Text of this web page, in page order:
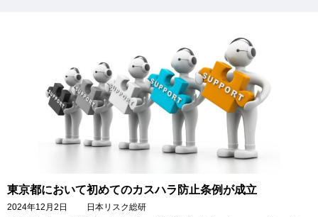
東京都において初めてのカスハラ防止条例が成立
2024年12月2日 日本リスク総研